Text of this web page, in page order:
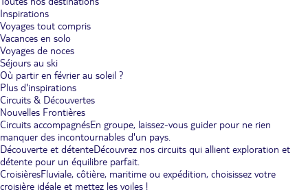
Inspirations
Voyages tout compris
Vacances en solo
Voyages de noces
Séjours au ski
Où partir en février au soleil ?
Plus d'inspirations
Circuits & Découvertes
Nouvelles Frontières
Circuits accompagnésEn groupe, laissez-vous guider pour ne rien
manquer des incontournables d'un pays.
Découverte et détenteDécouvrez nos circuits qui allient exploration et
détente pour un équilibre parfait.
CroisièresFluviale, côtière, maritime ou expédition, choisissez votre
croisière idéale et mettez les voiles !